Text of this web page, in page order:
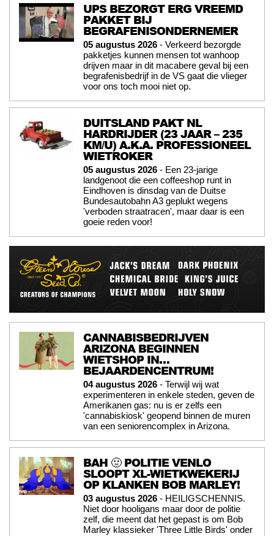
UPS BEZORGT ERG VREEMD
PAKKET BIJ
BEGRAFENISONDERNEMER
05 augustus 2026 - Verkeerd bezorgde
pakketjes kunnen mensen tot wanhoop
drijven maar in dit macabere geval bij een
begrafenisbedrijf in de VS gaat die vlieger
voor ons toch mooi niet op.
DUITSLAND PAKT NL
HARDRIJDER (23 JAAR – 235
KM/U) A.K.A. PROFESSIONEEL
WIETROKER
05 augustus 2026 - Een 23-jarige
landgenoot die een coffeeshop runt in
Eindhoven is dinsdag van de Duitse
Bundesautobahn A3 geplukt wegens
'verboden straatracen', maar daar is een
goeie reden voor!
CANNABISBEDRIJVEN
ARIZONA BEGINNEN
WIETSHOP IN…
BEJAARDENCENTRUM!
04 augustus 2026 - Terwijl wij wat
experimenteren in enkele steden, geven de
Amerikanen gas: nu is er zelfs een
'cannabiskiosk' geopend binnen de muren
van een seniorencomplex in Arizona.
BAH 🤢 POLITIE VENLO
SLOOPT XL-WIETKWEKERIJ
OP KLANKEN BOB MARLEY!
03 augustus 2026 - HEILIGSCHENNIS.
Niet door hooligans maar door de politie
zelf, die meent dat het gepast is om Bob
Marley klassieker 'Three Little Birds' onder